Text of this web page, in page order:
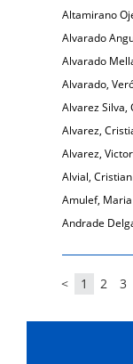
Altamirano
Alvarado
Alvarado
Alvarado,
Alvarez Silva,
Alvarez,
Alvarez, Victor
Alvial, Cristian
Amulef, Maria
Andrade
< 1 2 3